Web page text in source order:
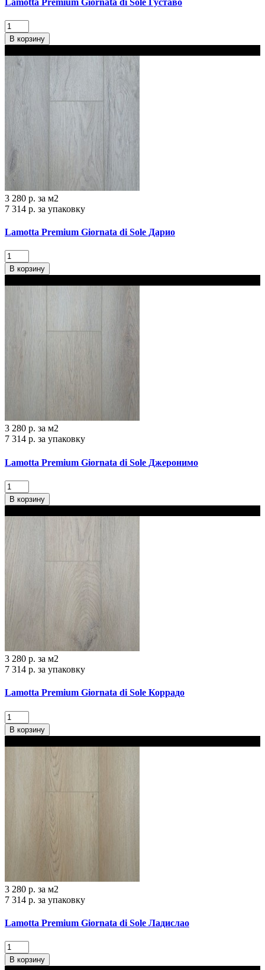
В корзину
3 280 р. за м2
7 314 р. за упаковку
Lamotta Premium Giornata di Sole Дарио
В корзину
3 280 р. за м2
7 314 р. за упаковку
Lamotta Premium Giornata di Sole Джеронимо
В корзину
3 280 р. за м2
7 314 р. за упаковку
Lamotta Premium Giornata di Sole Коррадо
В корзину
3 280 р. за м2
7 314 р. за упаковку
Lamotta Premium Giornata di Sole Ладислао
В корзину